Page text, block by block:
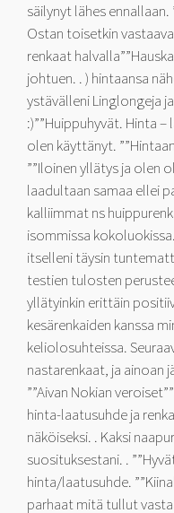
säilynyt lähes
Ostan toisetkin
renkaat
johtuen. . ) hintaansa
ystävälleni Linglongeja
:)””Huippuhyvät. Hinta
olen käyttänyt.
””Iloinen yllätys ja olen
laadultaan samaa ellei
kalliimmat ns
isommissa
itselleni täysin
testien tulosten
yllätyinkin erittäin
kesärenkaiden kanssa
keliolosuhteissa.
nastarenkaat, ja ainoan
””Aivan Nokian
hinta-laatusuhde ja
näköiseksi. . Kaksi
suosituksestani. .
hinta/laatusuhde.
parhaat mitä tullut